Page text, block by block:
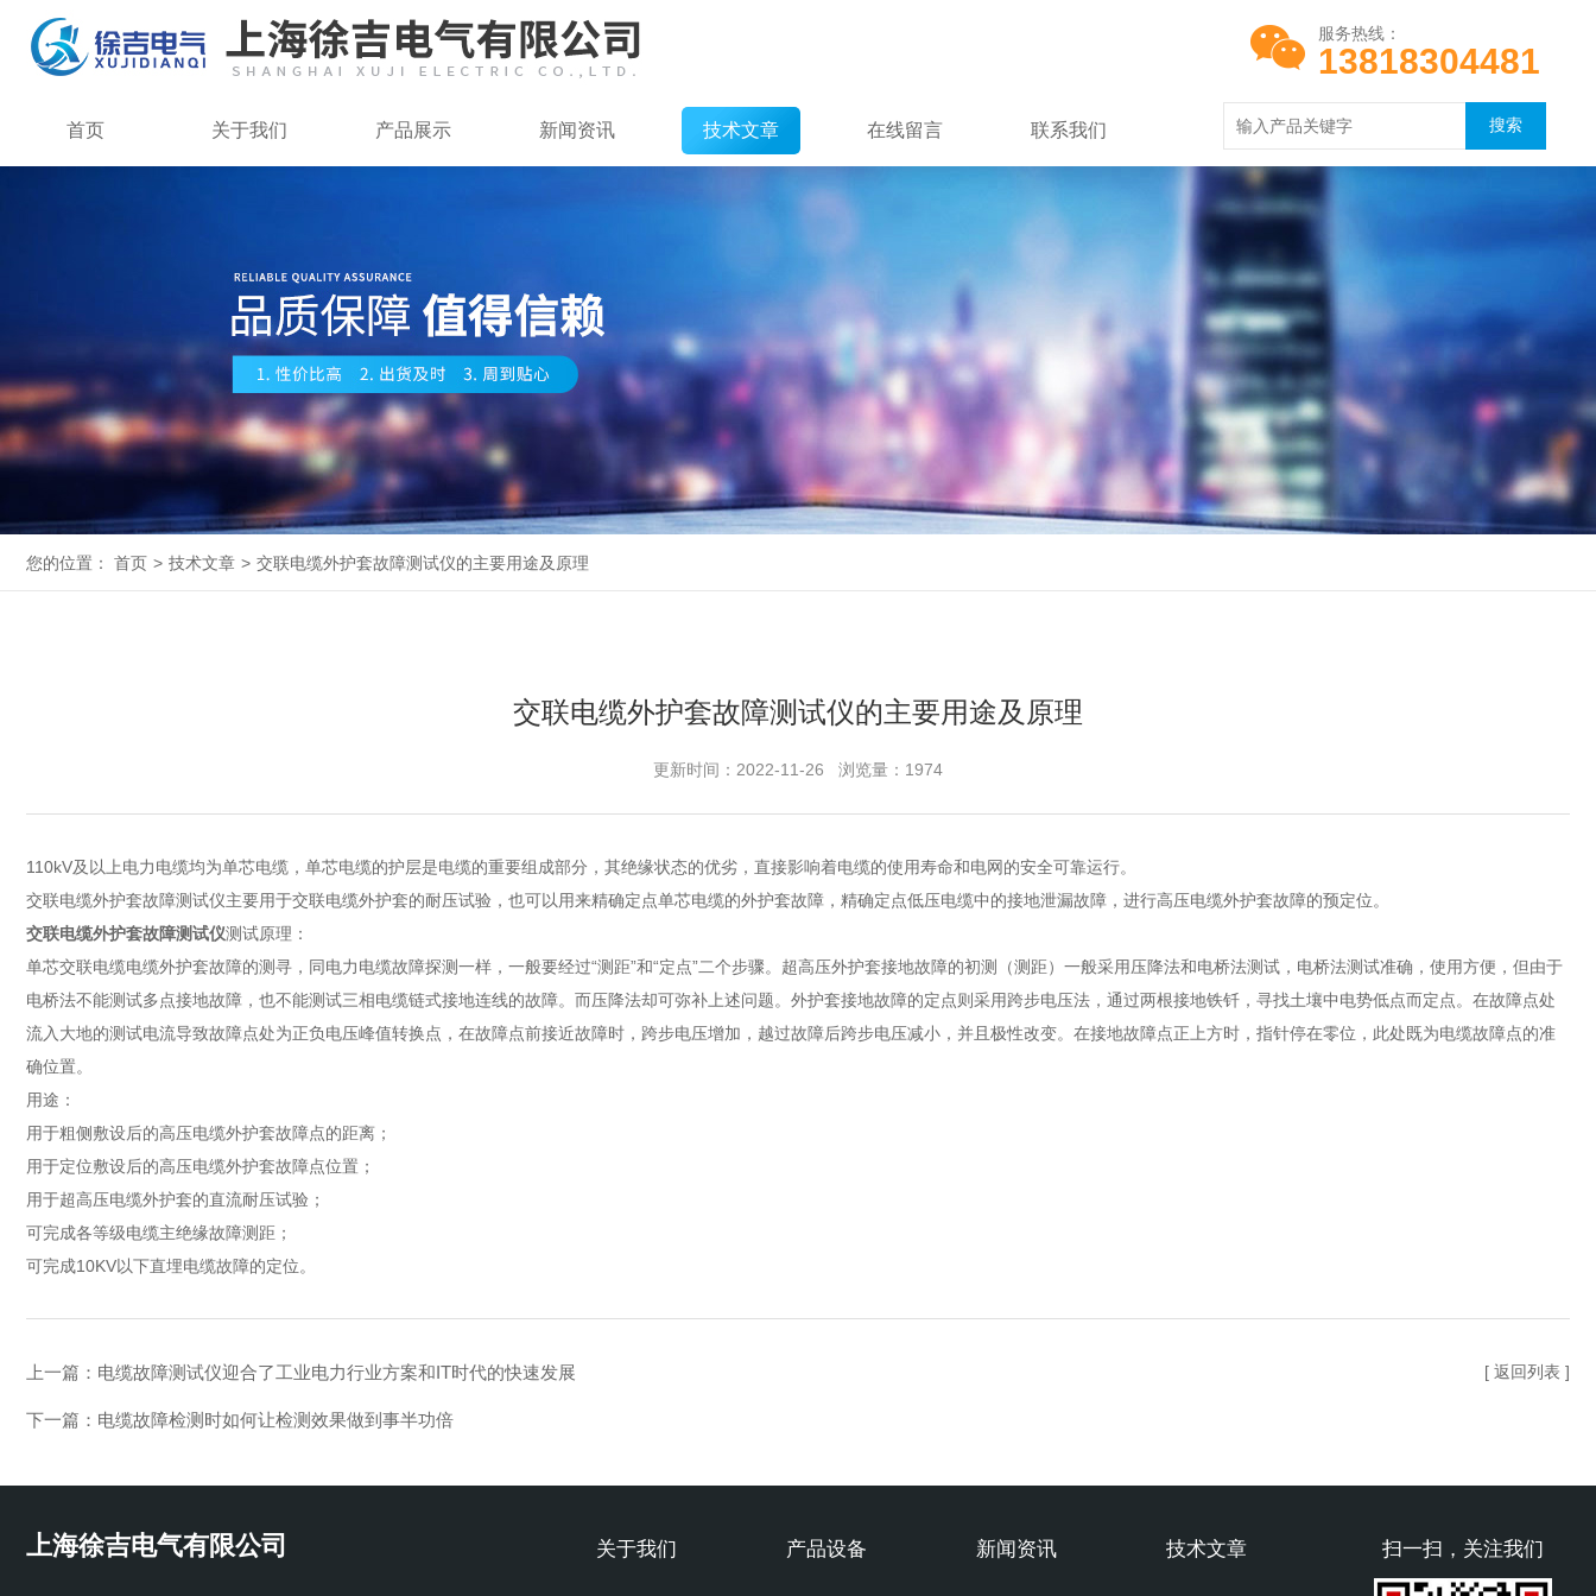
服务热线：
13818304481
首页 关于我们 产品展示 新闻资讯 技术文章 在线留言 联系我们
您的位置： 首页 > 技术文章 > 交联电缆外护套故障测试仪的主要用途及原理
交联电缆外护套故障测试仪的主要用途及原理
更新时间：2022-11-26 浏览量：1974
110kV及以上电力电缆均为单芯电缆，单芯电缆的护层是电缆的重要组成部分，其绝缘状态的优劣，直接影响着电缆的使用寿命和电网的安全可靠运行。
交联电缆外护套故障测试仪主要用于交联电缆外护套的耐压试验，也可以用来精确定点单芯电缆的外护套故障，精确定点低压电缆中的接地泄漏故障，进行高压电缆外护套故障的预定位。
交联电缆外护套故障测试仪测试原理：
单芯交联电缆电缆外护套故障的测寻，同电力电缆故障探测一样，一般要经过“测距”和“定点”二个步骤。超高压外护套接地故障的初测（测距）一般采用压降法和电桥法测试，电桥法测试准确，使用方便，但由于
电桥法不能测试多点接地故障，也不能测试三相电缆链式接地连线的故障。而压降法却可弥补上述问题。外护套接地故障的定点则采用跨步电压法，通过两根接地铁钎，寻找土壤中电势低点而定点。在故障点处
流入大地的测试电流导致故障点处为正负电压峰值转换点，在故障点前接近故障时，跨步电压增加，越过故障后跨步电压减小，并且极性改变。在接地故障点正上方时，指针停在零位，此处既为电缆故障点的准
确位置。
用途：
用于粗侧敷设后的高压电缆外护套故障点的距离；
用于定位敷设后的高压电缆外护套故障点位置；
用于超高压电缆外护套的直流耐压试验；
可完成各等级电缆主绝缘故障测距；
可完成10KV以下直埋电缆故障的定位。
上一篇： 电缆故障测试仪迎合了工业电力行业方案和IT时代的快速发展
下一篇： 电缆故障检测时如何让检测效果做到事半功倍
[ 返回列表 ]
上海徐吉电气有限公司 扫一扫，关注我们
关于我们 产品设备 新闻资讯 技术文章